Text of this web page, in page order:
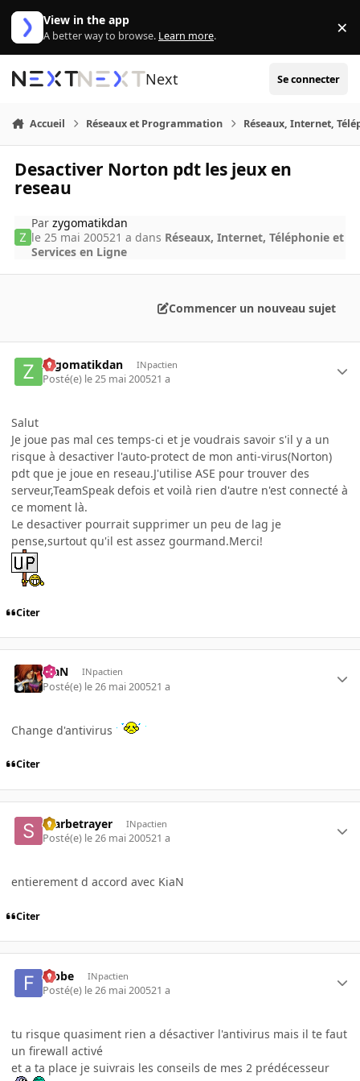
Aller au contenu
View in the app
A better way to browse. Learn more. ×
Next Se connecter
Accueil Réseaux et Programmation Réseaux, Internet,
Desactiver Norton pdt les jeux en
reseau
Parzygomatikdan
le 25 mai 200521 a dans Réseaux, Internet, Téléphonie et
Services en Ligne
Commencer un nouveau sujet
zygomatikdan INpactien
Posté(e) le 25 mai 200521 a
Salut
Je joue pas mal ces temps-ci et je voudrais savoir s'il y a un
risque à desactiver l'auto-protect de mon anti-virus(Norton)
pdt que je joue en reseau.J'utilise ASE pour trouver des
serveur,TeamSpeak defois et voilà rien d'autre n'est connecté à
ce moment là.
Le desactiver pourrait supprimer un peu de lag je
pense,surtout qu'il est assez gourmand.Merci!
Citer
KiaN INpactien
Posté(e) le 26 mai 200521 a
Change d'antivirus
Citer
Starbetrayer INpactien
Posté(e) le 26 mai 200521 a
entierement d accord avec KiaN
Citer
fabbe INpactien
Posté(e) le 26 mai 200521 a
tu risque quasiment rien a désactiver l'antivirus mais il te faut
un firewall activé
et a ta place je suivrais les conseils de mes 2 prédécesseur